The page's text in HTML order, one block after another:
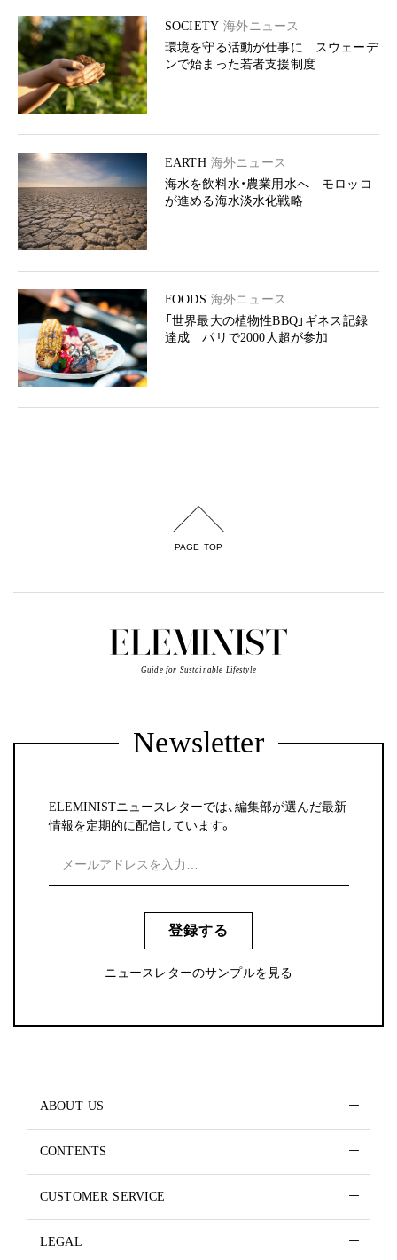
SOCIETY 海外ニュース
環境を守る活動が仕事に スウェーデ
ンで始まった若者支援制度
EARTH 海外ニュース
海水を飲料水・農業用水へ モロッコ
が進める海水淡水化戦略
FOODS 海外ニュース
「世界最大の植物性BBQ」ギネス記録
達成 パリで2000人超が参加
PAGE TOP
Guide for Sustainable Lifestyle
Newsletter
ELEMINISTニュースレターでは、編集部が選んだ最新
情報を定期的に配信しています。
登録する
ニュースレターのサンプルを見る
ABOUT US
CONTENTS
CUSTOMER SERVICE
LEGAL